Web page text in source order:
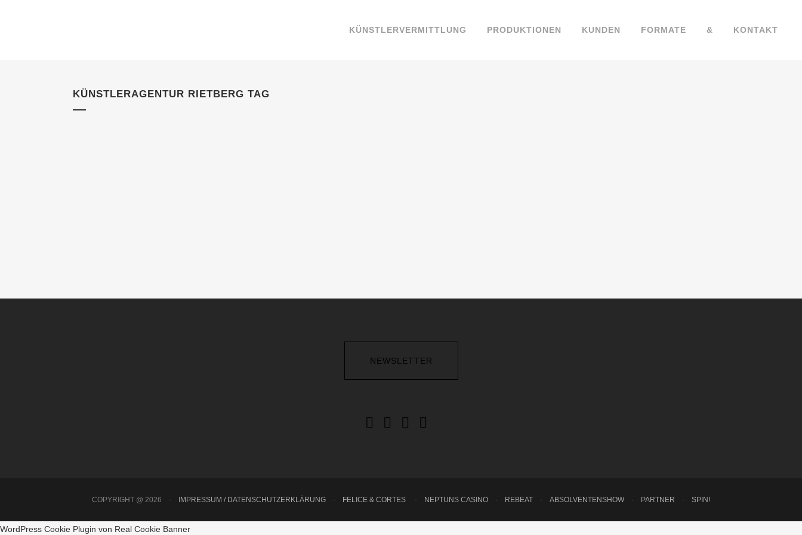
KÜNSTLERVERMITTLUNG PRODUKTIONEN KUNDEN FORMATE & KONTAKT
KÜNSTLERAGENTUR RIETBERG TAG
NEWSLETTER
COPYRIGHT @ 2026 · IMPRESSUM / DATENSCHUTZERKLÄRUNG · FELICE & CORTES · NEPTUNS CASINO · REBEAT · ABSOLVENTENSHOW · PARTNER · SPIN!
WordPress Cookie Plugin von Real Cookie Banner